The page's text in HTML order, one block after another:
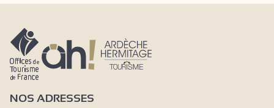
NOS ADRESSES